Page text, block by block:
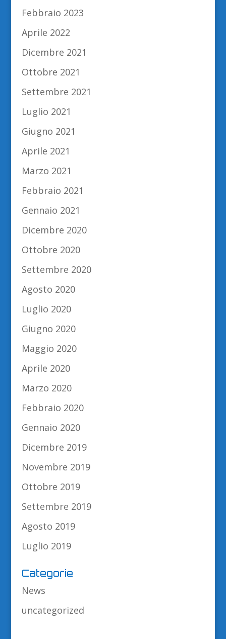
Febbraio 2023
Aprile 2022
Dicembre 2021
Ottobre 2021
Settembre 2021
Luglio 2021
Giugno 2021
Aprile 2021
Marzo 2021
Febbraio 2021
Gennaio 2021
Dicembre 2020
Ottobre 2020
Settembre 2020
Agosto 2020
Luglio 2020
Giugno 2020
Maggio 2020
Aprile 2020
Marzo 2020
Febbraio 2020
Gennaio 2020
Dicembre 2019
Novembre 2019
Ottobre 2019
Settembre 2019
Agosto 2019
Luglio 2019
Categorie
News
uncategorized